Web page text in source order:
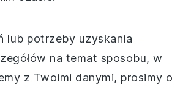
lub potrzeby uzyskania
na temat sposobu, w
z Twoimi danymi, prosimy o